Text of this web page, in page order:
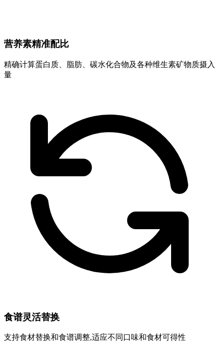
营养素精准配比
精确计算蛋白质、脂肪、碳水化合物及各种维生素矿物质摄入
量
食谱灵活替换
支持食材替换和食谱调整,适应不同口味和食材可得性